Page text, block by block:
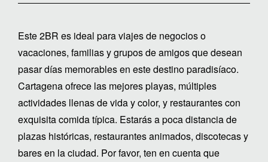
Este 2BR es ideal para viajes de negocios o
vacaciones, familias y grupos de amigos que desean
pasar días memorables en este destino paradisíaco.
Cartagena ofrece las mejores playas, múltiples
actividades llenas de vida y color, y restaurantes con
exquisita comida típica. Estarás a poca distancia de
plazas históricas, restaurantes animados, discotecas y
bares en la ciudad. Por favor, ten en cuenta que